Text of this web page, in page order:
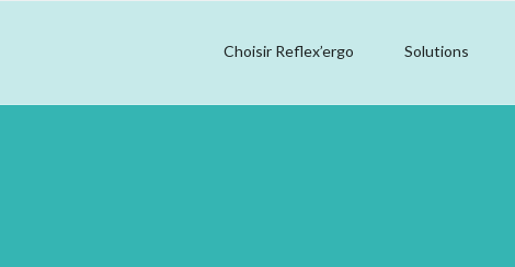
Choisir Reflex’ergo Solutions